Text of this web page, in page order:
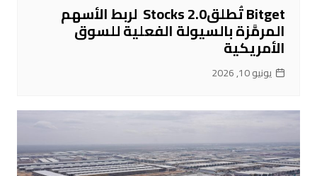
Bitget تُطلقStocks 2.0 لربط الأسهم
المرمَّزة بالسيولة الفعلية للسوق
الأمريكية
يونيو 10, 2026